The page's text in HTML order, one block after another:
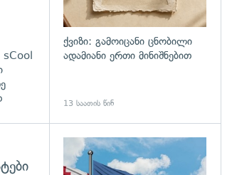
sCool
ქვიზი: გამოიცანი ცნობილი
ადამიანი ერთი მინიშნებით
13 საათის წინ